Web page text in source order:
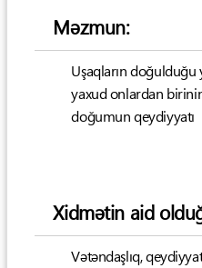
Məzmun:
Uşaqların
yaxud onlardan
doğumun qeydiyyatı
Xidmətin aid
Vətəndaşlıq,